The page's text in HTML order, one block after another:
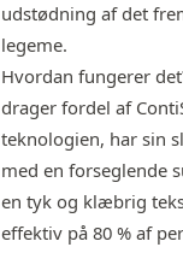
udstødning af det
legeme.
Hvordan fungerer
drager fordel af
teknologien, har sin
med en forseglende
en tyk og klæbrig
effektiv på 80 % af